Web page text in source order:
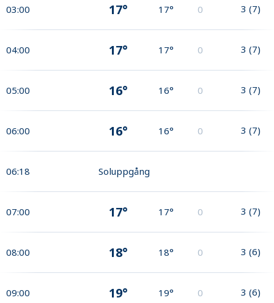
03:00 17° 17° 0 3 (7)
04:00 17° 17° 0 3 (7)
05:00 16° 16° 0 3 (7)
06:00 16° 16° 0 3 (7)
06:18 Soluppgång
07:00 17° 17° 0 3 (7)
08:00 18° 18° 0 3 (6)
09:00 19° 19° 0 3 (6)